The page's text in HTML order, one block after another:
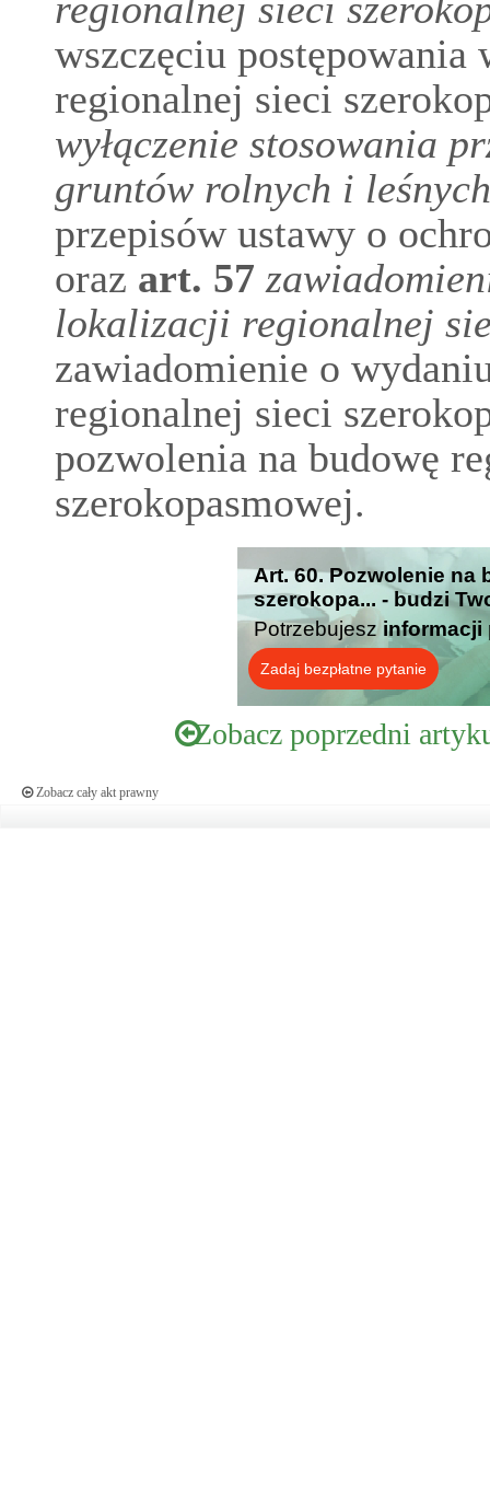
wszczęciu
regionalnej sieci
wyłączenie stosowania
gruntów rolnych i leśnych
przepisów ustawy o
oraz art. 57
lokalizacji regionalnej
zawiadomienie o
regionalnej sieci
pozwolenia na budowę
szerokopasmowej.
Art. 60. Pozwolenie na
szerokopa... - budzi
Potrzebujesz informacji
Zadaj bezpłatne pytanie
Zobacz poprzedni
Zobacz cały akt prawny